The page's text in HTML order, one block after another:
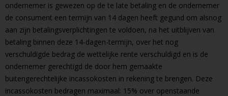
ondernemer is gewezen op de te late betaling en de ondernemer
de consument een termijn van 14 dagen heeft gegund om alsnog
aan zijn betalingsverplichtingen te voldoen, na het uitblijven van
betaling binnen deze 14-dagen-termijn, over het nog
verschuldigde bedrag de wettelijke rente verschuldigd en is de
ondernemer gerechtigd de door hem gemaakte
buitengerechtelijke incassokosten in rekening te brengen. Deze
incassokosten bedragen maximaal: 15% over openstaande